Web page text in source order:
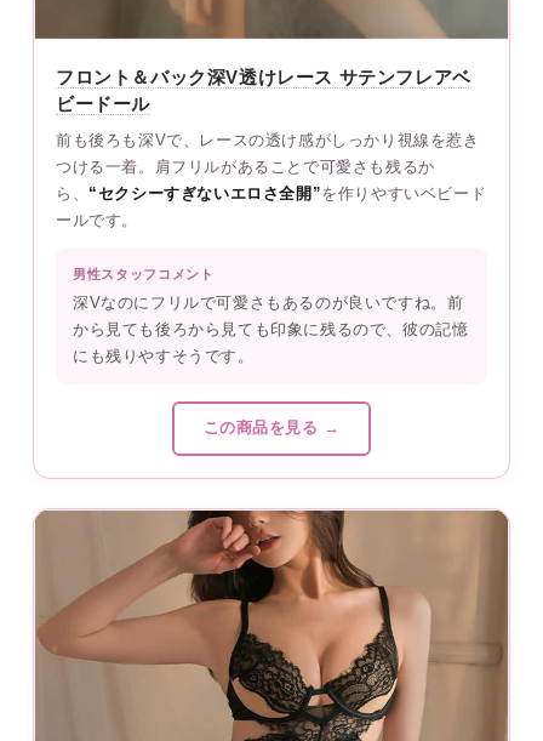
フロント＆バック深V透けレース サテンフレアベ
ビードール
前も後ろも深Vで、レースの透け感がしっかり視線を惹き
つける一着。肩フリルがあることで可愛さも残るか
ら、 “セクシーすぎないエロさ全開”を作りやすいベビード
ールです。
男性スタッフコメント
深Vなのにフリルで可愛さもあるのが良いですね。前
から見ても後ろから見ても印象に残るので、彼の記憶
にも残りやすそうです。
この商品を見る →